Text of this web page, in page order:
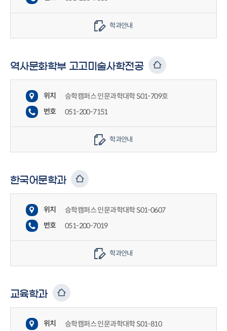
학과안내
역사문화학부 고고미술사학전공
위치
승학캠퍼스 인문과학대학 S01-709호
번호
051-200-7151
학과안내
한국어문학과
위치
승학캠퍼스 인문과학대학 S01-0607
번호
051-200-7019
학과안내
교육학과
위치
승학캠퍼스 인문과학대학 S01-810